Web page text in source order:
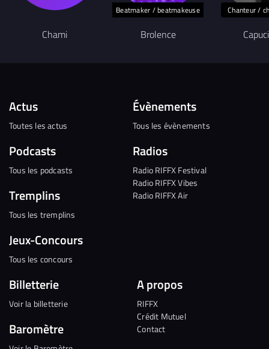
Chami
Beatmaker / beatmakeuse
Brolence
Chanteur /
Actus
Toutes les actus
Podcasts
Tous les podcasts
Tremplins
Tous les tremplins
Jeux-Concours
Tous les concours
Évènements
Tous les évènements
Radios
Radio RIFFX Festival
Radio RIFFX Vibes
Radio RIFFX Air
Billetterie
Voir la billetterie
Baromètre
A propos
RIFFX
Crédit Mutuel
Contact